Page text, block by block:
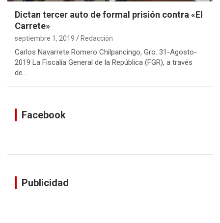
Dictan tercer auto de formal prisión contra «El
Carrete»
septiembre 1, 2019 Redacción
Carlos Navarrete Romero Chilpancingo, Gro. 31-Agosto-
2019 La Fiscalía General de la República (FGR), a través
de…
Facebook
Publicidad